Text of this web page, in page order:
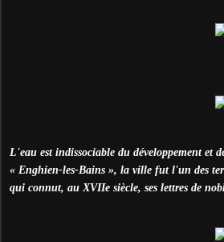
L'eau est indissociable du développement et
« Enghien-les-Bains », la ville fut l'un des
qui connut, au XVIIe siècle, ses lettres de